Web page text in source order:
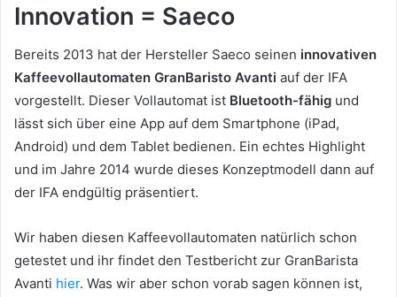
Innovation = Saeco
Bereits 2013 hat der Hersteller Saeco seinen innovativen
Kaffeevollautomaten GranBaristo Avanti auf der IFA
vorgestellt. Dieser Vollautomat ist Bluetooth-fähig und
lässt sich über eine App auf dem Smartphone (iPad,
Android) und dem Tablet bedienen. Ein echtes Highlight
und im Jahre 2014 wurde dieses Konzeptmodell dann auf
der IFA endgültig präsentiert.
Wir haben diesen Kaffeevollautomaten natürlich schon
getestet und ihr findet den Testbericht zur GranBarista
Avanti hier. Was wir aber schon vorab sagen können ist,